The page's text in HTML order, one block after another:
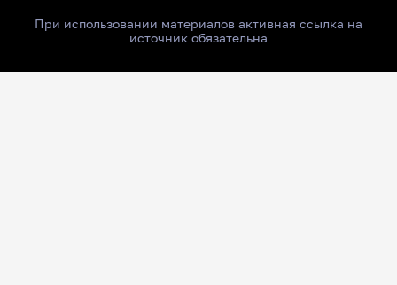
При использовании материалов активная ссылка на
источник обязательна